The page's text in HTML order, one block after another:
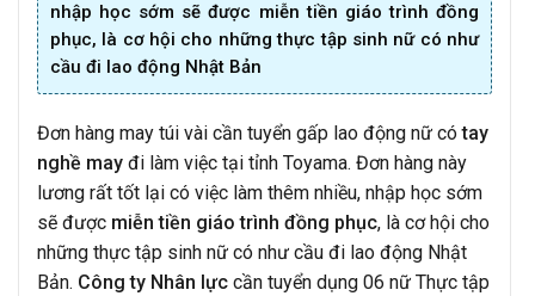
nhập học sớm sẽ được miễn tiền giáo trình đồng
phục, là cơ hội cho những thực tập sinh nữ có như
cầu đi lao động Nhật Bản
Đơn hàng may túi vài cần tuyển gấp lao động nữ cótay
nghề may đi làm việc tại tỉnh Toyama. Đơn hàng này
lương rất tốt lại có việc làm thêm nhiều, nhập học sớm
sẽ được miễn tiền giáo trình đồng phục, là cơ hội cho
những thực tập sinh nữ có như cầu đi lao động Nhật
Bản. Công ty Nhân lực cần tuyển dụng 06 nữ Thực tập